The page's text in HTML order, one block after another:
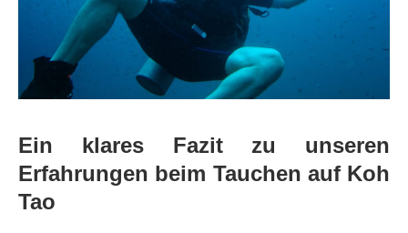
Ein klares Fazit zu unseren
Erfahrungen beim Tauchen auf Koh
Tao